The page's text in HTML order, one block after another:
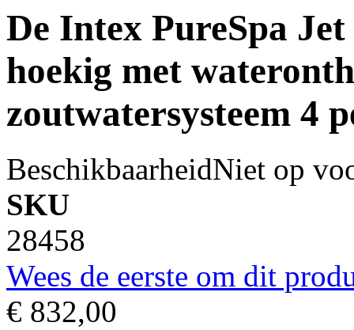
De Intex PureSpa
hoekig met
zoutwatersysteem 4
BeschikbaarheidNiet op
SKU
28458
Wees de eerste om dit
€ 832,00